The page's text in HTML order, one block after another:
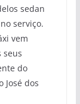
sedan
serviço.
vem
seus
do
José dos